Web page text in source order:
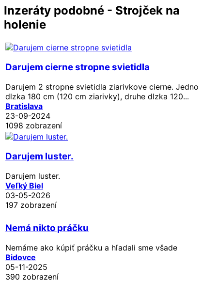
Inzeráty podobné - Strojček na
holenie
Darujem cierne stropne svietidla
Darujem 2 stropne svietidla ziarivkove cierne. Jedno
dlzka 180 cm (120 cm ziarivky), druhe dlzka 120...
Bratislava
23-09-2024
1098 zobrazení
Darujem luster.
Darujem luster.
Veľký Biel
03-05-2026
197 zobrazení
Nemá nikto práčku
Nemáme ako kúpiť práčku a hľadali sme všade
Bidovce
05-11-2025
390 zobrazení